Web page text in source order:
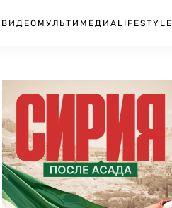
ВИДЕО МУЛЬТИМЕДИА LIFESTYLE